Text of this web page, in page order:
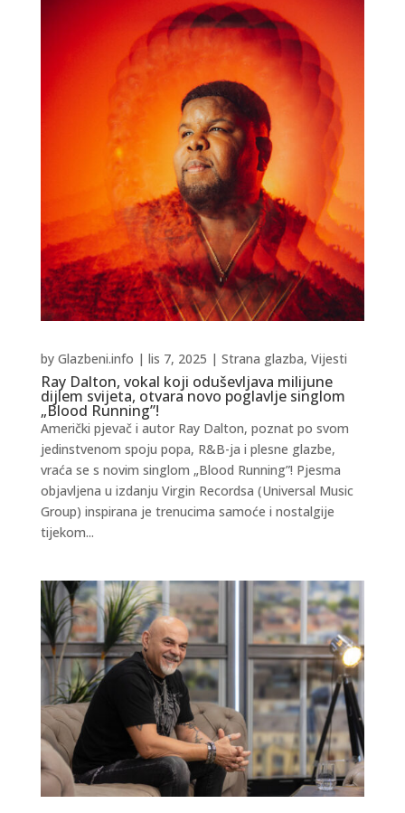
Ray Dalton, vokal koji oduševljava milijune
dijlem svijeta, otvara novo poglavlje singlom
„Blood Running”!
by Glazbeni.info | lis 7, 2025 | Strana glazba, Vijesti
Američki pjevač i autor Ray Dalton, poznat po svom
jedinstvenom spoju popa, R&B-ja i plesne glazbe,
vraća se s novim singlom „Blood Running”! Pjesma
objavljena u izdanju Virgin Recordsa (Universal Music
Group) inspirana je trenucima samoće i nostalgije
tijekom...